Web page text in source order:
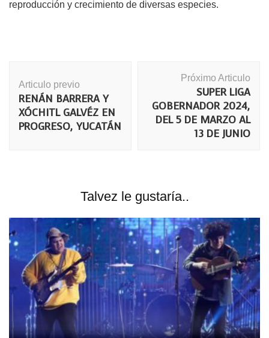
reproducción y crecimiento de diversas especies.
de
publicación
Articulo previo
RENÁN BARRERA Y
XÓCHITL GALVÉZ EN
PROGRESO, YUCATÁN
Próximo Articulo
SUPER LIGA
GOBERNADOR 2024,
DEL 5 DE MARZO AL
13 DE JUNIO
Talvez le gustaría..